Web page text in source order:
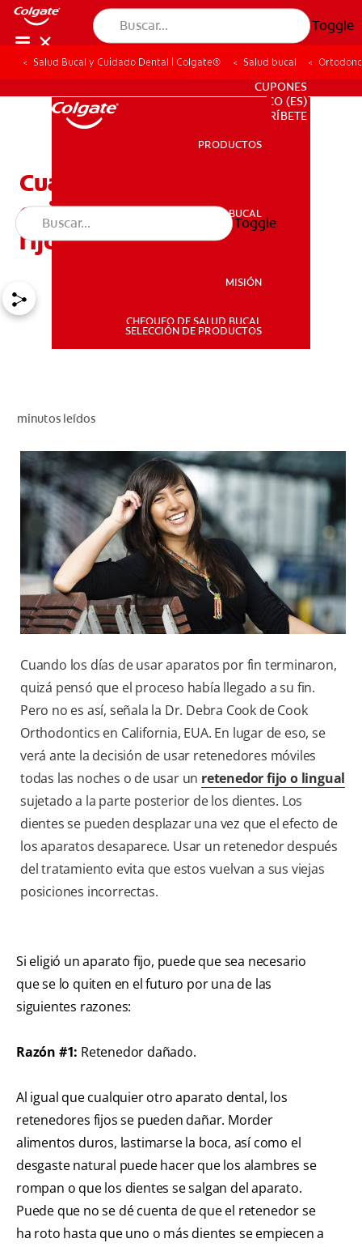
Toggle
SALUD BUCAL
PARA PROFESIONALES
CO (ES)
SUSCRÍBETE
PARA PROFESIONALES
CUPONES
CO (ES)
SUSCRÍBETE
PRODUCTOS
SALUD BUCAL
MISIÓN
CHEQUEO DE SALUD BUCAL
SELECCIÓN DE PRODUCTOS
Toggle
Salud Bucal y Cuidado Dental | Colgate® Salud bucal
Cuatro motivos para
quitarse sus retenedores
fijos
minutos leídos
Cuando los días de usar aparatos por fin terminaron,
quizá pensó que el proceso había llegado a su fin.
Pero no es así, señala la Dr. Debra Cook de Cook
Orthodontics en California, EUA. En lugar de eso, se
verá ante la decisión de usar retenedores móviles
todas las noches o de usar un retenedor fijo o lingual
sujetado a la parte posterior de los dientes. Los
dientes se pueden desplazar una vez que el efecto de
los aparatos desaparece. Usar un retenedor después
del tratamiento evita que estos vuelvan a sus viejas
posiciones incorrectas.
Si eligió un aparato fijo, puede que sea necesario
que se lo quiten en el futuro por una de las
siguientes razones:
Razón #1: Retenedor dañado.
Al igual que cualquier otro aparato dental, los
retenedores fijos se pueden dañar. Morder
alimentos duros, lastimarse la boca, así como el
desgaste natural puede hacer que los alambres se
rompan o que los dientes se salgan del aparato.
Puede que no se dé cuenta de que el retenedor se
ha roto hasta que uno o más dientes se empiecen a